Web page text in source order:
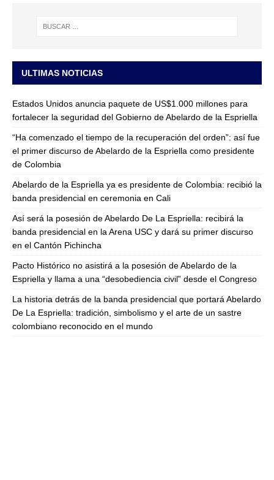
ULTIMAS NOTICIAS
Estados Unidos anuncia paquete de US$1.000 millones para
fortalecer la seguridad del Gobierno de Abelardo de la Espriella
“Ha comenzado el tiempo de la recuperación del orden”: así fue
el primer discurso de Abelardo de la Espriella como presidente
de Colombia
Abelardo de la Espriella ya es presidente de Colombia: recibió la
banda presidencial en ceremonia en Cali
Así será la posesión de Abelardo De La Espriella: recibirá la
banda presidencial en la Arena USC y dará su primer discurso
en el Cantón Pichincha
Pacto Histórico no asistirá a la posesión de Abelardo de la
Espriella y llama a una “desobediencia civil” desde el Congreso
La historia detrás de la banda presidencial que portará Abelardo
De La Espriella: tradición, simbolismo y el arte de un sastre
colombiano reconocido en el mundo